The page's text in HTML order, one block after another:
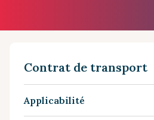
Contrat de transport
Applicabilité